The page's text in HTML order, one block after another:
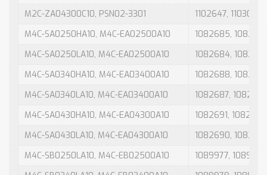
M2C-ZA04300C10, PSN02-3301
1102647, 1103067
M4C-SA0250HA10, M4C-EA02500A10
1082685,
M4C-SA0250LA10, M4C-EA02500A10
1082684,
M4C-SA0340HA10, M4C-EA03400A10
1082688,
M4C-SA0340LA10, M4C-EA03400A10
1082687,
M4C-SA0430HA10, M4C-EA04300A10
1082691, 1082692
M4C-SA0430LA10, M4C-EA04300A10
1082690,
M4C-SB0250LA10, M4C-EB02500A10
1089977, 1089978